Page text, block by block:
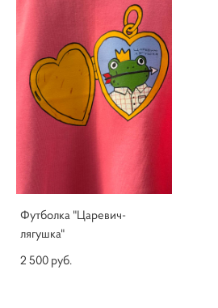
Футболка "Царевич-
лягушка"
2 500 pуб.